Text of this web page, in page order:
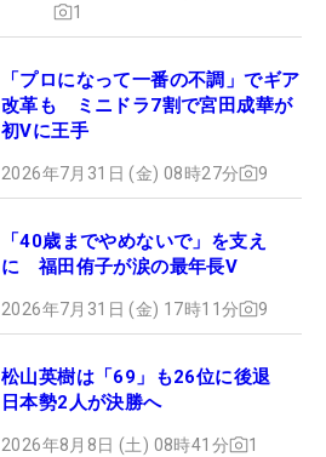
1
「プロになって一番の不調」でギア
改革も ミニドラ7割で宮田成華が
初Vに王手
2026年7月31日 (金) 08時27分 9
「40歳までやめないで」を支え
に 福田侑子が涙の最年長V
2026年7月31日 (金) 17時11分 9
松山英樹は「69」も26位に後退
日本勢2人が決勝へ
2026年8月8日 (土) 08時41分 1